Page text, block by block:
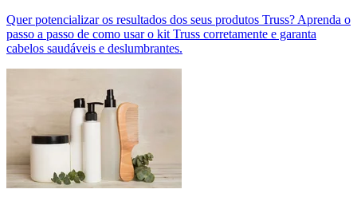
Quer potencializar os resultados dos seus produtos Truss? Aprenda o
passo a passo de como usar o kit Truss corretamente e garanta
cabelos saudáveis e deslumbrantes.